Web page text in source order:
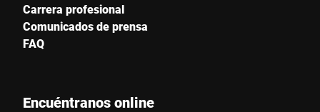
Carrera profesional
Comunicados de prensa
FAQ
Encuéntranos online